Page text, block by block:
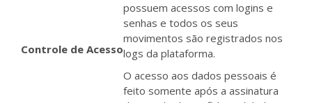
Controle de Acesso
possuem acessos com logins e
senhas e todos os seus
movimentos são registrados nos
logs da plataforma.
O acesso aos dados pessoais é
feito somente após a assinatura